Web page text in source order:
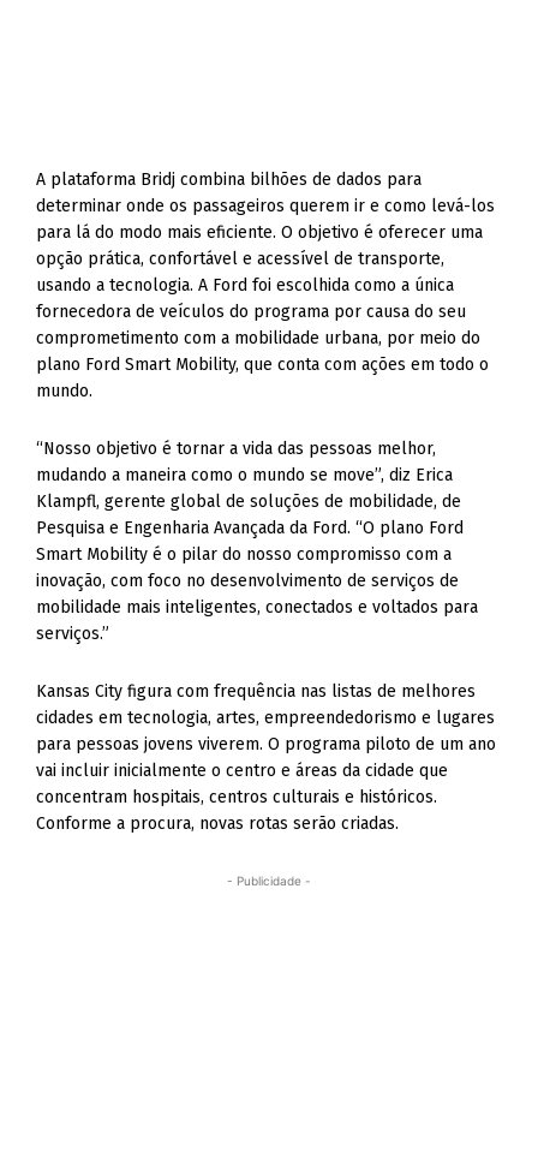
A plataforma Bridj combina bilhões de dados para
determinar onde os passageiros querem ir e como levá-los
para lá do modo mais eficiente. O objetivo é oferecer uma
opção prática, confortável e acessível de transporte,
usando a tecnologia. A Ford foi escolhida como a única
fornecedora de veículos do programa por causa do seu
comprometimento com a mobilidade urbana, por meio do
plano Ford Smart Mobility, que conta com ações em todo o
mundo.
“Nosso objetivo é tornar a vida das pessoas melhor,
mudando a maneira como o mundo se move”, diz Erica
Klampfl, gerente global de soluções de mobilidade, de
Pesquisa e Engenharia Avançada da Ford. “O plano Ford
Smart Mobility é o pilar do nosso compromisso com a
inovação, com foco no desenvolvimento de serviços de
mobilidade mais inteligentes, conectados e voltados para
serviços.”
Kansas City figura com frequência nas listas de melhores
cidades em tecnologia, artes, empreendedorismo e lugares
para pessoas jovens viverem. O programa piloto de um ano
vai incluir inicialmente o centro e áreas da cidade que
concentram hospitais, centros culturais e históricos.
Conforme a procura, novas rotas serão criadas.
- Publicidade -